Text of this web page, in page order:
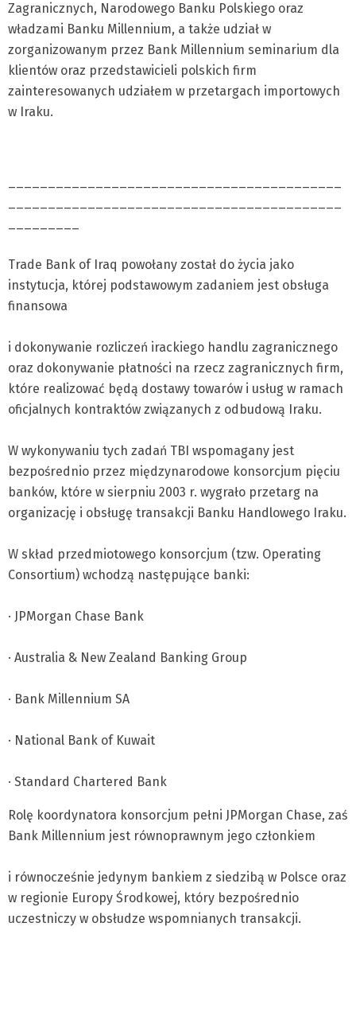
Zagranicznych, Narodowego Banku Polskiego oraz
władzami Banku Millennium, a także udział w
zorganizowanym przez Bank Millennium seminarium dla
klientów oraz przedstawicieli polskich firm
zainteresowanych udziałem w przetargach importowych
w Iraku.
Trade Bank of Iraq powołany został do życia jako
instytucja, której podstawowym zadaniem jest obsługa
finansowa
i dokonywanie rozliczeń irackiego handlu zagranicznego
oraz dokonywanie płatności na rzecz zagranicznych firm,
które realizować będą dostawy towarów i usług w ramach
oficjalnych kontraktów związanych z odbudową Iraku.
W wykonywaniu tych zadań TBI wspomagany jest
bezpośrednio przez międzynarodowe konsorcjum pięciu
banków, które w sierpniu 2003 r. wygrało przetarg na
organizację i obsługę transakcji Banku Handlowego Iraku.
W skład przedmiotowego konsorcjum (tzw. Operating
Consortium) wchodzą następujące banki:
· JPMorgan Chase Bank
· Australia & New Zealand Banking Group
· Bank Millennium SA
· National Bank of Kuwait
· Standard Chartered Bank
Rolę koordynatora konsorcjum pełni JPMorgan Chase, zaś
Bank Millennium jest równoprawnym jego członkiem
i równocześnie jedynym bankiem z siedzibą w Polsce oraz
w regionie Europy Środkowej, który bezpośrednio
uczestniczy w obsłudze wspomnianych transakcji.